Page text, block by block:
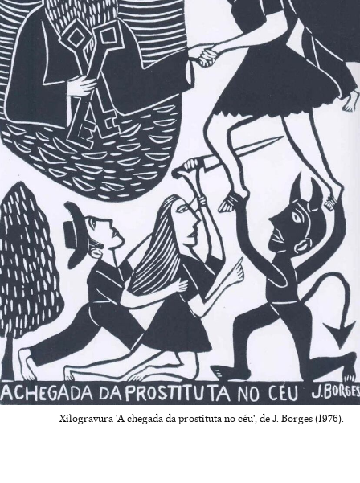
Xilogravura 'A chegada da prostituta no céu', de J. Borges (1976).